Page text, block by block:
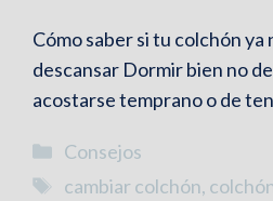
Cómo saber si tu colchón ya
descansar Dormir bien no
acostarse temprano o de
Categorías
Consejos
Etiquetas
cambiar colchón,